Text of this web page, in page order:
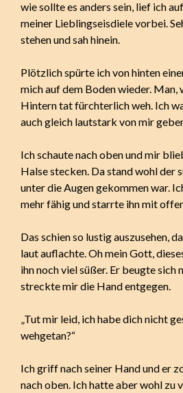
wie sollte es anders sein, lief ich
meiner Lieblingseisdiele vorbei.
stehen und sah hinein.
Plötzlich spürte ich von hinten
mich auf dem Boden wieder. Man,
Hintern tat fürchterlich weh. Ich
auch gleich lautstark von mir
Ich schaute nach oben und mir
Halse stecken. Da stand wohl der
unter die Augen gekommen war.
mehr fähig und starrte ihn mit
Das schien so lustig auszusehen,
laut auflachte. Oh mein Gott,
ihn noch viel süßer. Er beugte sich
streckte mir die Hand entgegen.
„Tut mir leid, ich habe dich nicht
wehgetan?“
Ich griff nach seiner Hand und er
nach oben. Ich hatte aber wohl zu